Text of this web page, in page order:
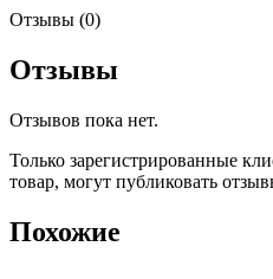
Отзывы (0)
Отзывы
Отзывов пока нет.
Только зарегистрированные
товар, могут публиковать
Похожие